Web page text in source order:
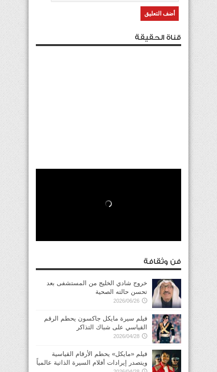
قناة الحقيقة
فن وثقافة
خروج شادي الخليج من المستشفى بعد
تحسن حالته الصحية
2026/06/26
فيلم سيرة مايكل جاكسون يحطم الرقم
القياسي على شباك التذاكر
2026/04/28
فيلم «مايكل» يحطم الأرقام القياسية
ويتصدر إيرادات أفلام السيرة الذاتية عالمياً